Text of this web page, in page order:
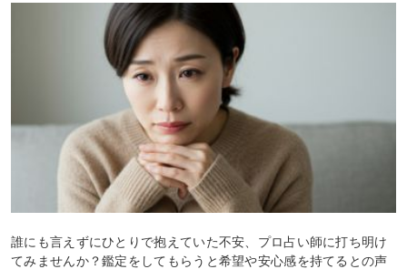
誰にも言えずにひとりで抱えていた不安、プロ占い師に打ち明け
てみませんか？鑑定をしてもらうと希望や安心感を持てるとの声